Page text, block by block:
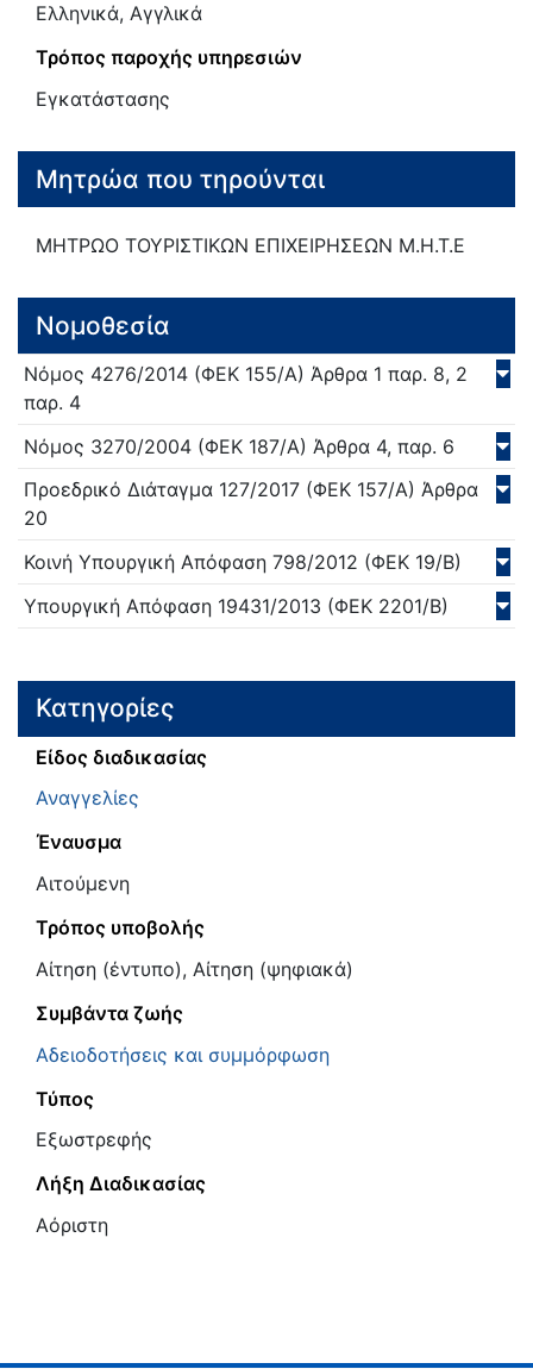
Ελληνικά, Αγγλικά
Τρόπος παροχής υπηρεσιών
Εγκατάστασης
Μητρώα που τηρούνται
ΜΗΤΡΩΟ ΤΟΥΡΙΣΤΙΚΩΝ ΕΠΙΧΕΙΡΗΣΕΩΝ Μ.Η.Τ.Ε
Νομοθεσία
Νόμος 4276/2014 (ΦΕΚ 155/Α) Άρθρα 1 παρ. 8, 2
παρ. 4
Νόμος 3270/2004 (ΦΕΚ 187/Α) Άρθρα 4, παρ. 6
Προεδρικό Διάταγμα 127/2017 (ΦΕΚ 157/Α) Άρθρα
20
Κοινή Υπουργική Απόφαση 798/2012 (ΦΕΚ 19/Β)
Υπουργική Απόφαση 19431/2013 (ΦΕΚ 2201/Β)
Κατηγορίες
Είδος διαδικασίας
Αναγγελίες
Έναυσμα
Αιτούμενη
Τρόπος υποβολής
Αίτηση (έντυπο), Αίτηση (ψηφιακά)
Συμβάντα ζωής
Αδειοδοτήσεις και συμμόρφωση
Τύπος
Εξωστρεφής
Λήξη Διαδικασίας
Αόριστη